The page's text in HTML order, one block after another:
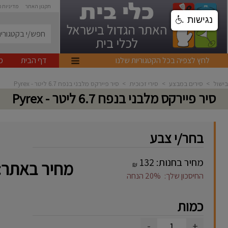
תקנון האתר
לחץ לצפיה בכל הקטגוריות שלנו דף הבית
בישול > סירים במבצע > סירי זכוכית > סיר פיירקס מלבני בנפח 6.7 ליטר - Pyrex
סיר פיירקס מלבני בנפח 6.7 ליטר - Pyrex
בחר/י צבע
מחיר בחנות: ₪
החיסכון שלך: 20% הנחה מחיר
כמות
נגישות